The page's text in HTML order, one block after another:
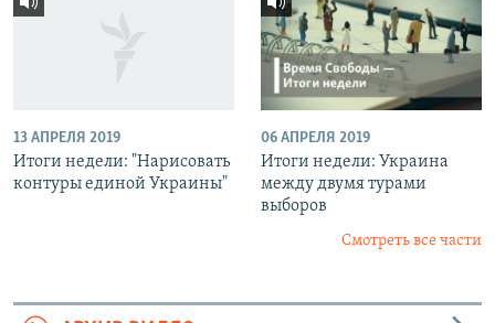
13 АПРЕЛЯ 2019
Итоги недели: "Нарисовать
контуры единой Украины"
06 АПРЕЛЯ 2019
Итоги недели: Украина
между двумя турами
выборов
Смотреть все части